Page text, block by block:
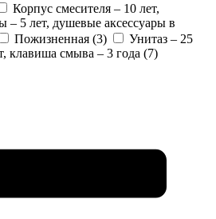
Корпус смесителя – 10 лет,
– 5 лет, душевые аксессуары в
Пожизненная (3)
Унитаз – 25
клавиша смыва – 3 года (7)